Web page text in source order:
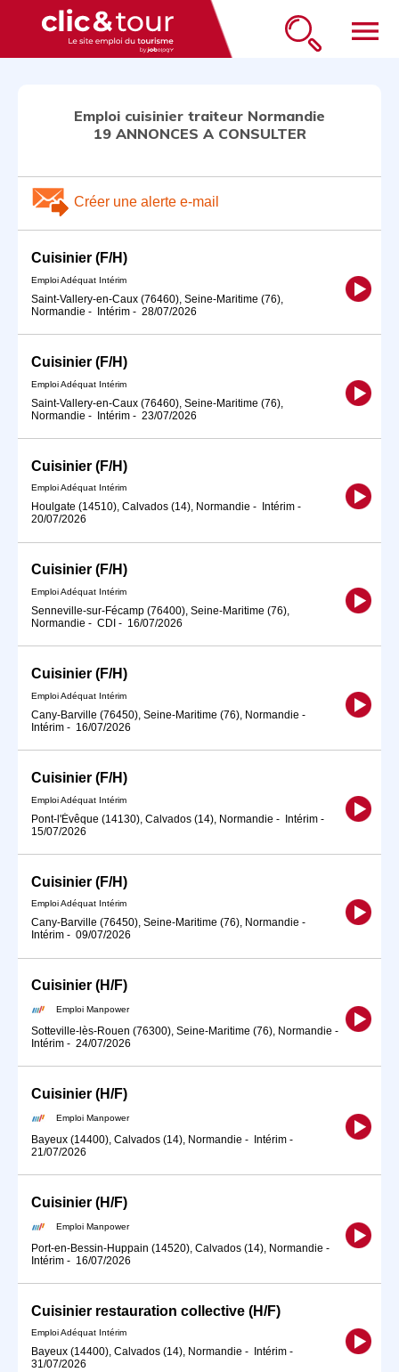
menu
Emploi cuisinier traiteur Normandie
19 ANNONCES A CONSULTER
Créer une alerte e-mail
Cuisinier (F/H)
Emploi Adéquat Intérim
Saint-Vallery-en-Caux (76460), Seine-Maritime (76),
Normandie - Intérim - 28/07/2026
Cuisinier (F/H)
Emploi Adéquat Intérim
Saint-Vallery-en-Caux (76460), Seine-Maritime (76),
Normandie - Intérim - 23/07/2026
Cuisinier (F/H)
Emploi Adéquat Intérim
Houlgate (14510), Calvados (14), Normandie - Intérim -
20/07/2026
Cuisinier (F/H)
Emploi Adéquat Intérim
Senneville-sur-Fécamp (76400), Seine-Maritime (76),
Normandie - CDI - 16/07/2026
Cuisinier (F/H)
Emploi Adéquat Intérim
Cany-Barville (76450), Seine-Maritime (76), Normandie -
Intérim - 16/07/2026
Cuisinier (F/H)
Emploi Adéquat Intérim
Pont-l'Évêque (14130), Calvados (14), Normandie - Intérim -
15/07/2026
Cuisinier (F/H)
Emploi Adéquat Intérim
Cany-Barville (76450), Seine-Maritime (76), Normandie -
Intérim - 09/07/2026
Cuisinier (H/F)
Emploi Manpower
Sotteville-lès-Rouen (76300), Seine-Maritime (76), Normandie -
Intérim - 24/07/2026
Cuisinier (H/F)
Emploi Manpower
Bayeux (14400), Calvados (14), Normandie - Intérim -
21/07/2026
Cuisinier (H/F)
Emploi Manpower
Port-en-Bessin-Huppain (14520), Calvados (14), Normandie -
Intérim - 16/07/2026
Cuisinier restauration collective (H/F)
Emploi Adéquat Intérim
Bayeux (14400), Calvados (14), Normandie - Intérim -
31/07/2026